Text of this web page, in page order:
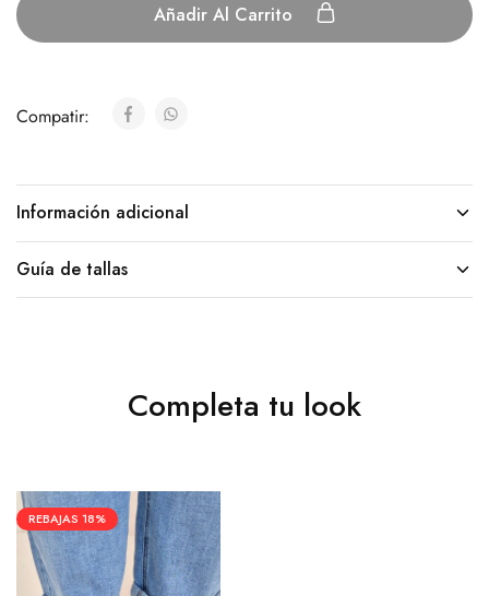
Añadir Al Carrito
Compatir:
Información adicional
Guía de tallas
Completa tu look
REBAJAS 18%